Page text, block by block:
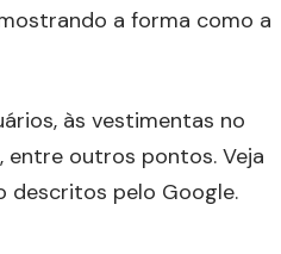
a forma como a
às vestimentas no
entre outros pontos. Veja
descritos pelo Google.